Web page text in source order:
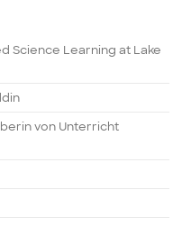
Science Learning at Lake
von Unterricht